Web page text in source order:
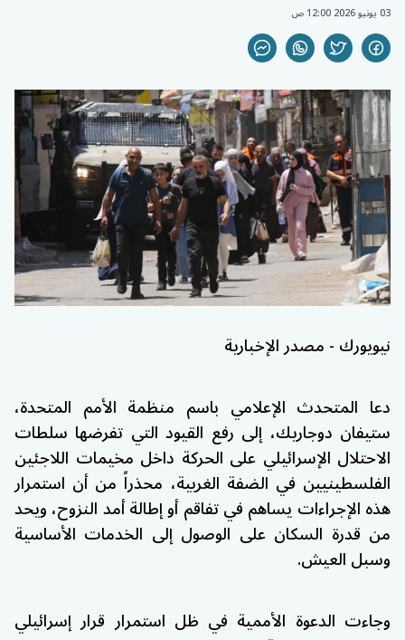
03 يونيو 2026 12:00 ص
نيويورك - مصدر الإخبارية
دعا المتحدث الإعلامي باسم منظمة الأمم المتحدة،
ستيفان دوجاريك، إلى رفع القيود التي تفرضها سلطات
الاحتلال الإسرائيلي على الحركة داخل مخيمات اللاجئين
الفلسطينيين في الضفة الغربية، محذراً من أن استمرار
هذه الإجراءات يساهم في تفاقم أو إطالة أمد النزوح، ويحد
من قدرة السكان على الوصول إلى الخدمات الأساسية
وسبل العيش.
وجاءت الدعوة الأممية في ظل استمرار قرار إسرائيلي